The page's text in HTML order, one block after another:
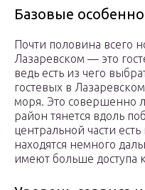
Базовые
Почти половина всего
Лазаревском — это
ведь есть из чего
гостевых в
моря. Это совершенно
район тянется вдоль
центральной части
находятся немного
имеют больше доступа